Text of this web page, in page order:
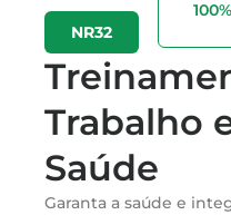
NR32
Trabalho
Saúde
Garanta a saúde e